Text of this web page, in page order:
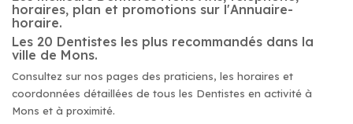
horaires, plan et promotions sur l'Annuaire-
horaire.
Les 20 Dentistes les plus recommandés dans la
ville de Mons.
Consultez sur nos pages des praticiens, les horaires et
coordonnées détaillées de tous les Dentistes en activité à
Mons et à proximité.